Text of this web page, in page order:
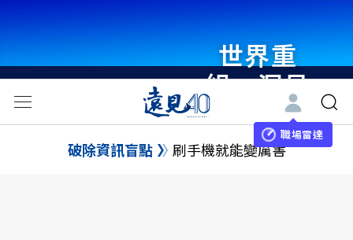
世界重
組・洞見
未來 與
世界領袖
職場雷達
破除資訊盲點 刷手機就能變厲害